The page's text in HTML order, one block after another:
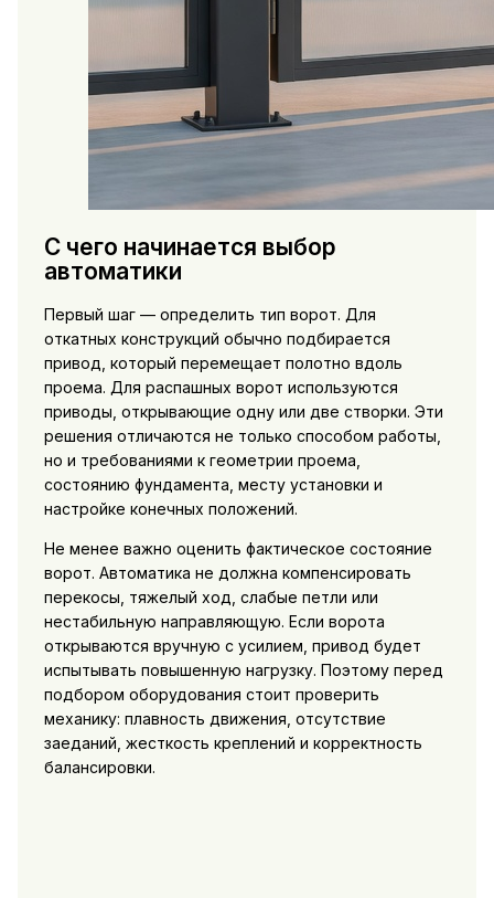
С чего начинается выбор
автоматики
Первый шаг — определить тип ворот. Для
откатных конструкций обычно подбирается
привод, который перемещает полотно вдоль
проема. Для распашных ворот используются
приводы, открывающие одну или две створки. Эти
решения отличаются не только способом работы,
но и требованиями к геометрии проема,
состоянию фундамента, месту установки и
настройке конечных положений.
Не менее важно оценить фактическое состояние
ворот. Автоматика не должна компенсировать
перекосы, тяжелый ход, слабые петли или
нестабильную направляющую. Если ворота
открываются вручную с усилием, привод будет
испытывать повышенную нагрузку. Поэтому перед
подбором оборудования стоит проверить
механику: плавность движения, отсутствие
заеданий, жесткость креплений и корректность
балансировки.